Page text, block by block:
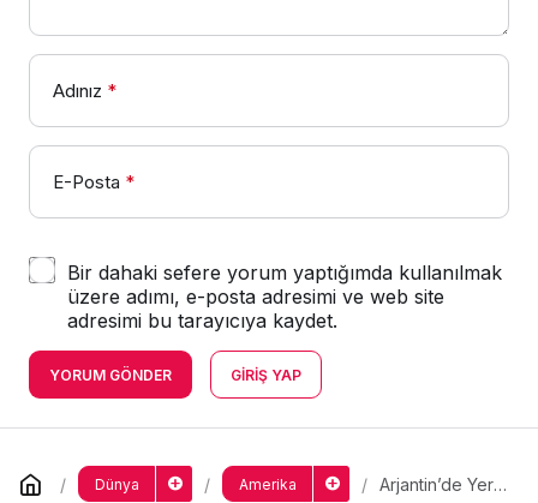
Adınız *
E-Posta *
Bir dahaki sefere yorum yaptığımda kullanılmak
üzere adımı, e-posta adresimi ve web site
adresimi bu tarayıcıya kaydet.
YORUM GÖNDER GIRIŞ YAP
Dünya Amerika
Arjantin’de Yerli